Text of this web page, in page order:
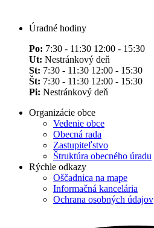
Úradné hodiny
Po: 7:30 - 11:30 12:00 - 15:30
Ut: Nestránkový deň
St: 7:30 - 11:30 12:00 - 15:30
Št: 7:30 - 11:30 12:00 - 15:30
Pi: Nestránkový deň
Organizácie obce
Vedenie obce
Obecná rada
Zastupiteľstvo
Štruktúra obecného úradu
Rýchle odkazy
Oščadnica na mape
Informačná kancelária
Ochrana osobných údajov